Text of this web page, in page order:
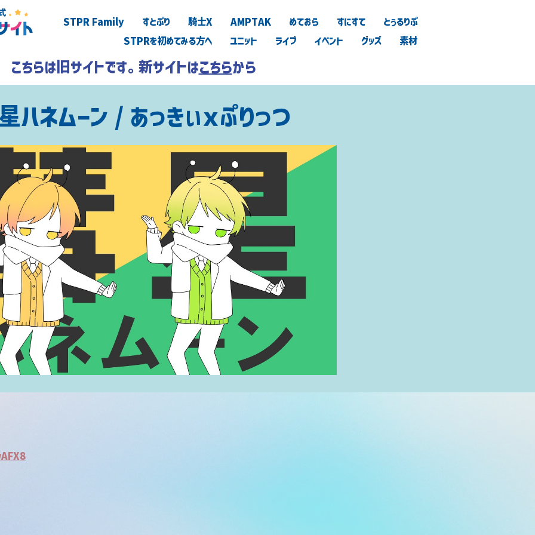
STPR Family すとぷり 騎士X AMPTAK めておら すにすて
とぅるりぷ
STPRを初めてみる方へ
ユニット ライブ イベント グッズ 素材
こちらは旧サイトです。新サイトはこちらから
ハネムーン / あっきぃｘぷりっつ